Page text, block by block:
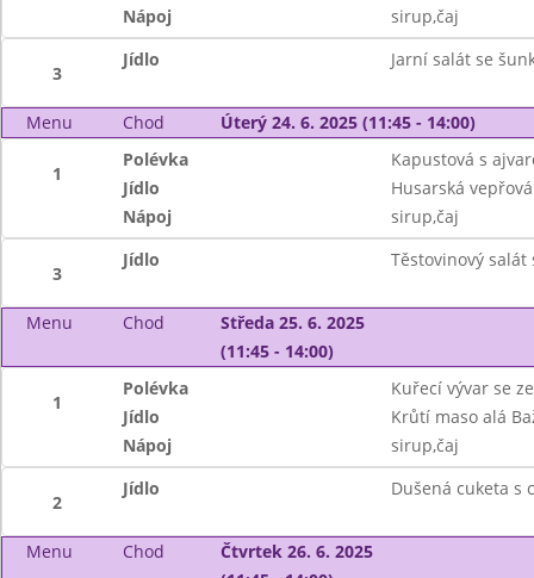
Nápoj
sirup,čaj
3
Jídlo Jarní salát se
Menu Chod Úterý 24. 6. 2025 (11:45 - 14:00)
1
Polévka
Kapustová s
Jídlo
Husarská
Nápoj
sirup,čaj
3
Jídlo Těstovinový
Menu Chod
Středa 25. 6. 2025
(11:45 - 14:00)
1
Polévka
Kuřecí vývar se
Jídlo
Krůtí maso alá
Nápoj
sirup,čaj
2
Jídlo Dušená cuketa s
Menu Chod
Čtvrtek 26. 6. 2025